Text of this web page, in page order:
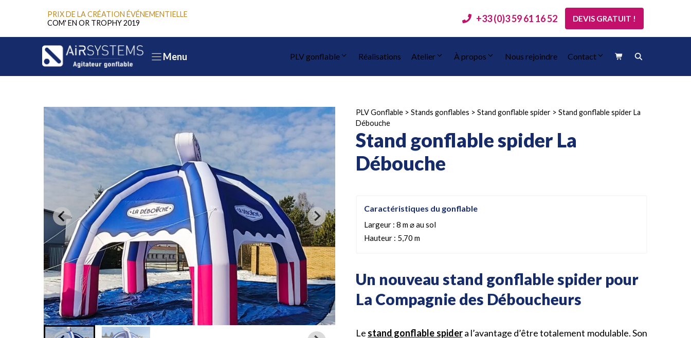
PRIX DE LA CRÉATION ÉVÉNEMENTIELLE
COM' EN OR TROPHY 2019
+33 (0)3 59 61 16 52 DEVIS GRATUIT !
Menu PLV gonflable Réalisations Atelier À propos Nous rejoindre Contact
PLV Gonflable > Stands gonflables > Stand gonflable spider > Stand gonflable spider La
Débouche
Stand gonflable spider La
Débouche
Caractéristiques du gonflable
Largeur : 8 m ⌀ au sol
Hauteur : 5,70 m
Un nouveau stand gonflable spider pour
La Compagnie des Déboucheurs
Le stand gonflable spidera l’avantage d’être totalement modulable. Son